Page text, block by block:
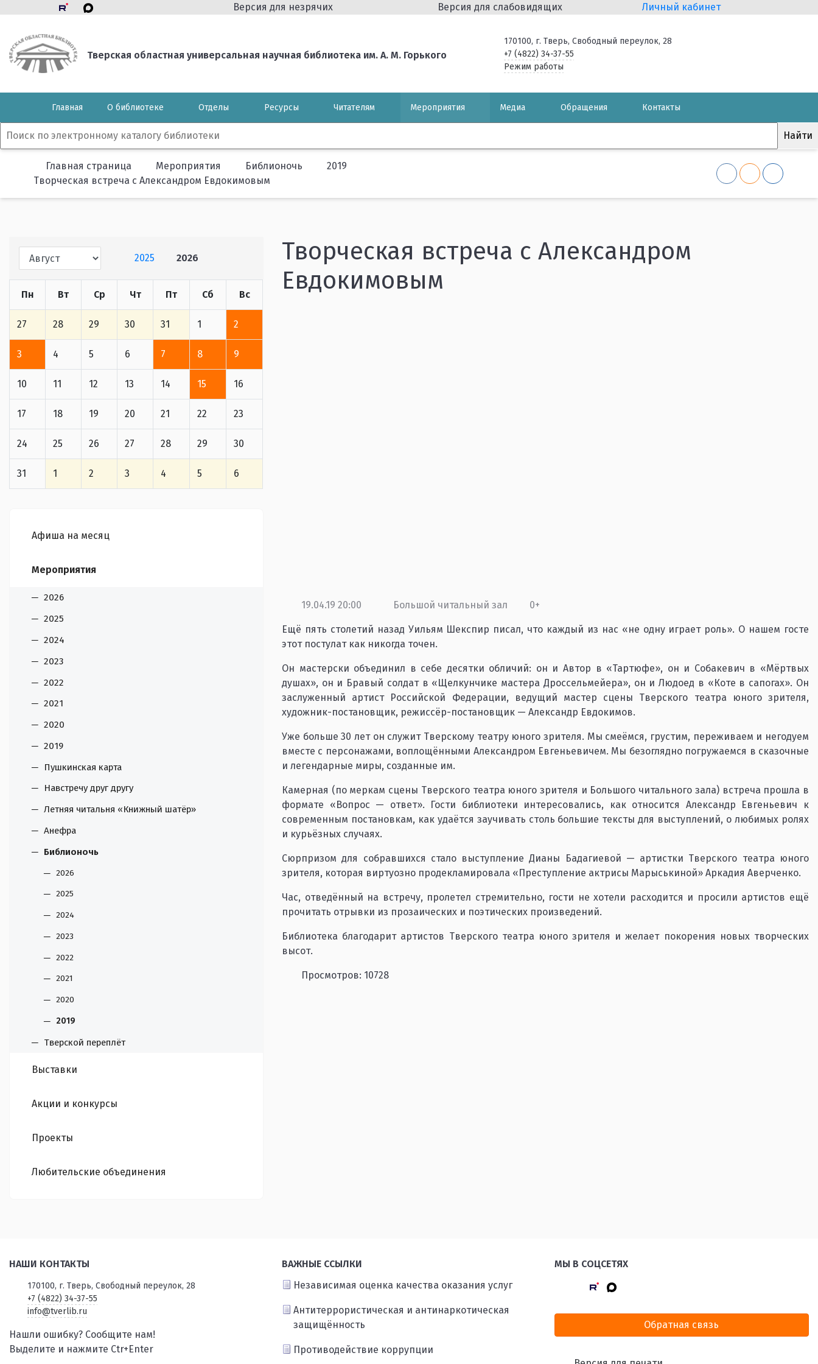
Версия для незрячих Версия для слабовидящих Личный кабинет
Тверская областная универсальная научная библиотека им. А. М. Горького
170100, г. Тверь, Свободный переулок, 28
+7 (4822) 34-37-55
Режим работы
Главная О библиотеке Отделы Ресурсы Читателям Мероприятия Медиа Обращения Контакты
Главная страница Мероприятия Библионочь
2019
Творческая встреча с Александром Евдокимовым
2025 2026
Пн Вт Ср Чт Пт Сб Вс
27 28 29 30 31 1 2
3 4 5 6 7 8 9
10 11 12 13 14 15 16
17 18 19 20 21 22 23
24 25 26 27 28 29 30
31 1 2 3 4 5 6
Афиша на месяц
Мероприятия
2026
2025
2024
2023
2022
2021
2020
2019
Пушкинская карта
Навстречу друг другу
Летняя читальня «Книжный шатёр»
Анефра
Библионочь
2026
2025
2024
2023
2022
2021
2020
2019
Тверской переплёт
Выставки
Акции и конкурсы
Проекты
Любительские объединения
Творческая встреча с Александром
Евдокимовым
19.04.19 20:00 Большой читальный зал 0+
Ещё пять столетий назад Уильям Шекспир писал, что каждый из нас «не одну играет роль». О нашем госте
этот постулат как никогда точен.
Он мастерски объединил в себе десятки обличий: он и Автор в «Тартюфе», он и Собакевич в «Мёртвых
душах», он и Бравый солдат в «Щелкунчике мастера Дроссельмейера», он и Людоед в «Коте в сапогах». Он
заслуженный артист Российской Федерации, ведущий мастер сцены Тверского театра юного зрителя,
художник-постановщик, режиссёр-постановщик — Александр Евдокимов.
Уже больше 30 лет он служит Тверскому театру юного зрителя. Мы смеёмся, грустим, переживаем и негодуем
вместе с персонажами, воплощёнными Александром Евгеньевичем. Мы безоглядно погружаемся в сказочные
и легендарные миры, созданные им.
Камерная (по меркам сцены Тверского театра юного зрителя и Большого читального зала) встреча прошла в
формате «Вопрос — ответ». Гости библиотеки интересовались, как относится Александр Евгеньевич к
современным постановкам, как удаётся заучивать столь большие тексты для выступлений, о любимых ролях
и курьёзных случаях.
Сюрпризом для собравшихся стало выступление Дианы Бадагиевой — артистки Тверского театра юного
зрителя, которая виртуозно продекламировала «Преступление актрисы Марыськиной» Аркадия Аверченко.
Час, отведённый на встречу, пролетел стремительно, гости не хотели расходится и просили артистов ещё
прочитать отрывки из прозаических и поэтических произведений.
Библиотека благодарит артистов Тверского театра юного зрителя и желает покорения новых творческих
высот.
Просмотров: 10728
НАШИ КОНТАКТЫ
170100, г. Тверь, Свободный переулок, 28
+7 (4822) 34-37-55
info@tverlib.ru
Нашли ошибку? Сообщите нам!
Выделите и нажмите Ctr+Enter
ВАЖНЫЕ ССЫЛКИ
Независимая оценка качества оказания услуг
Антитеррористическая и антинаркотическая
защищённость
Противодействие коррупции
МЫ В СОЦСЕТЯХ
Обратная связь